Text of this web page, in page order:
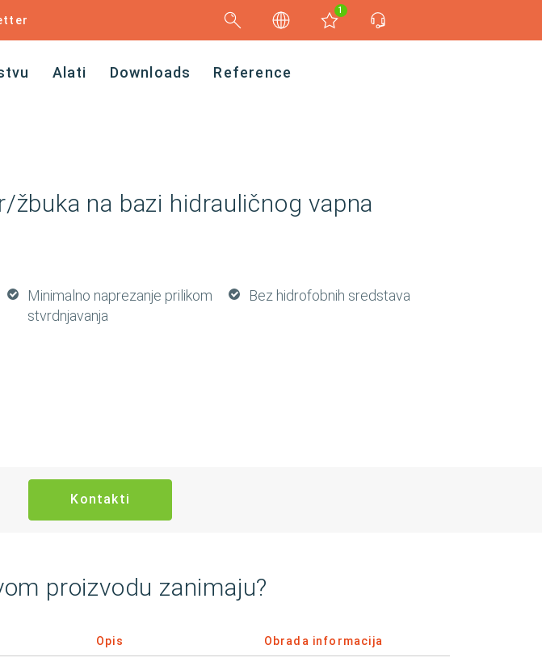
1
Alati Downloads Reference
žbuka na bazi hidrauličnog vapna
Minimalno naprezanje prilikom
stvrdnjavanja
Bez hidrofobnih sredstava
Kontakti
proizvodu zanimaju?
Opis Obrada informacija